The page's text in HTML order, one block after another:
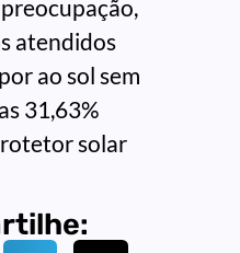
atendidos
ao sol sem
31,63%
solar